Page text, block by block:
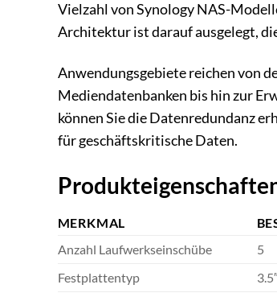
Vielzahl von Synology NAS-
Architektur ist darauf ausgelegt,
Anwendungsgebiete reichen von
Mediendatenbanken bis hin zur
können Sie die Datenredundanz
für geschäftskritische Daten.
MERKMAL
Anzahl Laufwerkseinschübe
5
Festplattentyp